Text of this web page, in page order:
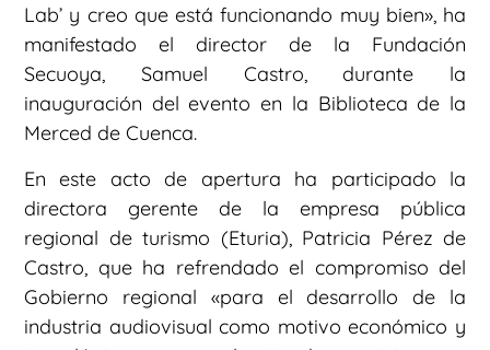
Lab’ y creo que está funcionando muy bien», ha
manifestado el director de la Fundación
Secuoya, Samuel Castro, durante la
inauguración del evento en la Biblioteca de la
Merced de Cuenca.
En este acto de apertura ha participado la
directora gerente de la empresa pública
regional de turismo (Eturia), Patricia Pérez de
Castro, que ha refrendado el compromiso del
Gobierno regional «para el desarrollo de la
industria audiovisual como motivo económico y